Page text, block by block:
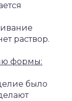
раствор.
формы:
было